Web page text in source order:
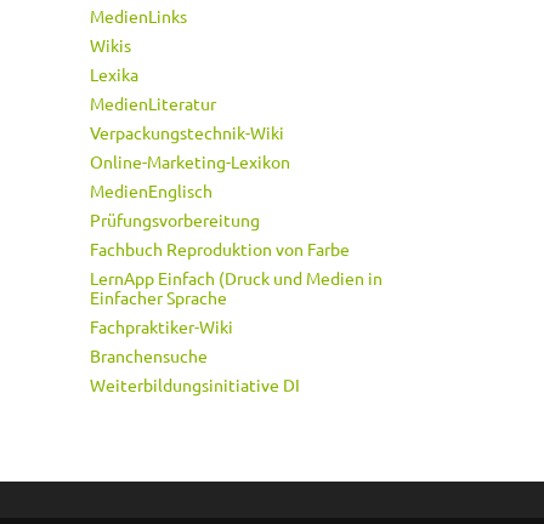
MedienLinks
Wikis
Lexika
MedienLiteratur
Verpackungstechnik-Wiki
Online-Marketing-Lexikon
MedienEnglisch
Prüfungsvorbereitung
Fachbuch Reproduktion von Farbe
LernApp Einfach (Druck und Medien in
Einfacher Sprache
Fachpraktiker-Wiki
Branchensuche
Weiterbildungsinitiative DI